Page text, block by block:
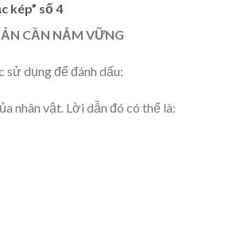
kép” số 4
CẦN NẮM VỮNG
dụng để đánh dấu:
nhân vật. Lời dẫn đó có thể là: